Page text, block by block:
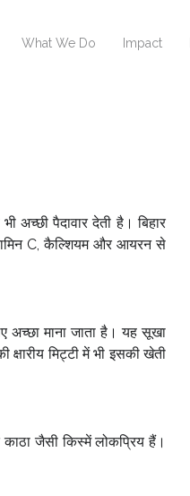
What We Do Impact
पैदावार देती है। बिहार
C, कैल्शियम और आयरन से
माना जाता है। यह सूखा
मिट्टी में भी इसकी खेती
जैसी किस्में लोकप्रिय हैं।